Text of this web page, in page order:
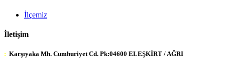
İlçemiz
İletişim
: Karşıyaka Mh. Cumhuriyet Cd. Pk:04600 ELEŞKİRT / AĞRI